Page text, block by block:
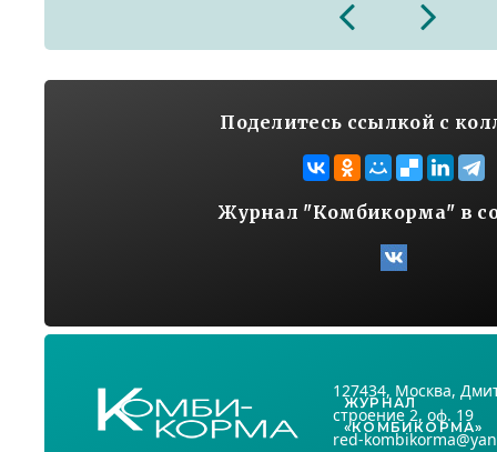
2026
Поделитесь ссылкой с
Журнал "Комбикорма" в
ЖУРНАЛ
«КОМБИКОРМА»
127434, Москва,
строение 2, оф. 19
red-